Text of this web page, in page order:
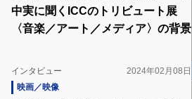
中実に聞くICCのトリビュート展
〈音楽／アート／メディア〉の背景
インタビュー
2024年02月08日
映画／映像